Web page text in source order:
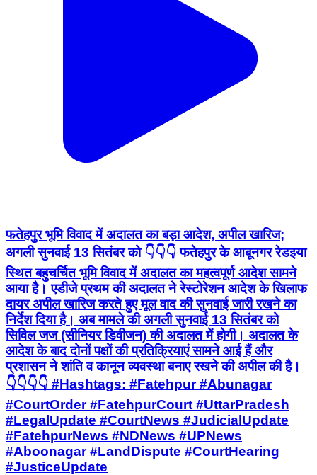
फतेहपुर भूमि विवाद में अदालत का बड़ा आदेश, अपील खारिज;
अगली सुनवाई 13 सितंबर को 👇👇👇 फतेहपुर के आबूनगर रेडइया
स्थित बहुचर्चित भूमि विवाद में अदालत का महत्वपूर्ण आदेश सामने
आया है। एडीजे प्रथम की अदालत ने रेस्टोरेशन आदेश के खिलाफ
दायर अपील खारिज करते हुए मूल वाद की सुनवाई जारी रखने का
निर्देश दिया है। अब मामले की अगली सुनवाई 13 सितंबर को
सिविल जज (सीनियर डिवीजन) की अदालत में होगी। अदालत के
आदेश के बाद दोनों पक्षों की प्रतिक्रियाएं सामने आई हैं और
प्रशासन ने शांति व कानून व्यवस्था बनाए रखने की अपील की है।
👇👇👇👇 #Hashtags: #Fatehpur #Abunagar
#CourtOrder #FatehpurCourt #UttarPradesh
#LegalUpdate #CourtNews #JudicialUpdate
#FatehpurNews #NDNews #UPNews
#Aboonagar #LandDispute #CourtHearing
#JusticeUpdate